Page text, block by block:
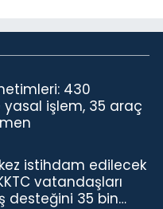
430
yasal işlem, 35 araç
kez istihdam edilecek
vatandaşları
desteğini 35 bin